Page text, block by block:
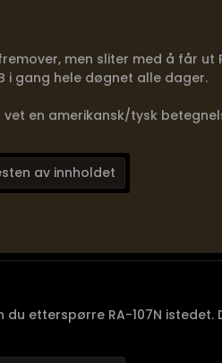
men sliter med å får ut
i gang hele døgnet alle dager.
en amerikansk/tysk
av innholdet
etterspørre RA-107N istedet.